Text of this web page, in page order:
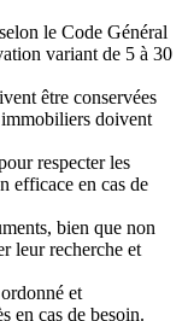
le Code Général
variant de 5 à 30
être conservées
immobiliers doivent
respecter les
efficace en cas de
bien que non
leur recherche et
et
en cas de besoin.